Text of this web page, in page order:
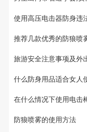
使用高压电击器防身违
推荐几款优秀的防狼喷
旅游安全注意事项及外
什么防身用品适合女人
在什么情况下使用电击
防狼喷雾的使用方法